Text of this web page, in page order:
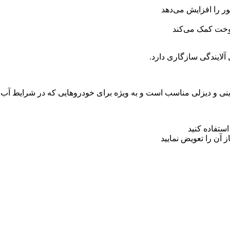
را افزایش می‌دهد
کمک می‌کند
سازگاری دارد.
کنید
را تعویض نمایید